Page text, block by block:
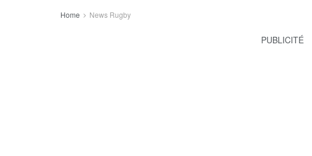
Home News Rugby
PUBLICITÉ